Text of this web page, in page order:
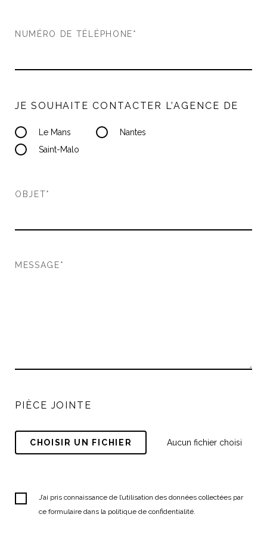
NUMÉRO DE TÉLÉPHONE*
JE SOUHAITE CONTACTER L’AGENCE DE
Le Mans
Nantes
Saint-Malo
OBJET*
MESSAGE*
PIÈCE JOINTE
CHOISIR UN FICHIER Aucun fichier choisi
J’ai pris connaissance de l’utilisation des données collectées par
ce formulaire dans la politique de confidentialité.